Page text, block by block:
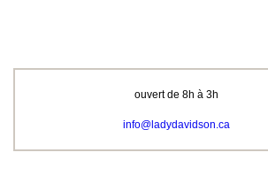
ouvert de 8h à 3h
info@ladydavidson.ca